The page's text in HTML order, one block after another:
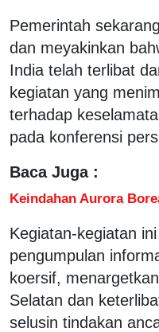
Pemerintah
dan meyakinkan
India telah terlibat
kegiatan yang
terhadap
pada konferensi
Baca Juga :
Keindahan Aurora
Kegiatan-kegiatan
pengumpulan
koersif,
Selatan dan
selusin tindakan